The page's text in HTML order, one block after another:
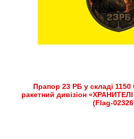
Прапор 23 РБ у складі 1150
ракетний дивізіон
(Flag-